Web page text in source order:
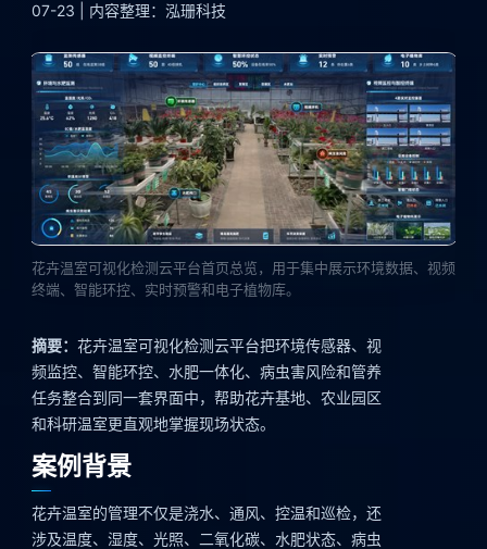
07-23 | 内容整理：泓珊科技
花卉温室可视化检测云平台首页总览，用于集中展示环境数据、视频
终端、智能环控、实时预警和电子植物库。
摘要： 花卉温室可视化检测云平台把环境传感器、视
频监控、智能环控、水肥一体化、病虫害风险和管养
任务整合到同一套界面中，帮助花卉基地、农业园区
和科研温室更直观地掌握现场状态。
案例背景
花卉温室的管理不仅是浇水、通风、控温和巡检，还
涉及温度、湿度、光照、二氧化碳、水肥状态、病虫